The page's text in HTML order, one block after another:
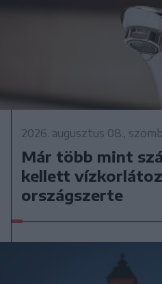
2026. augusztus 08.,
Már több mint
kellett
országszerte